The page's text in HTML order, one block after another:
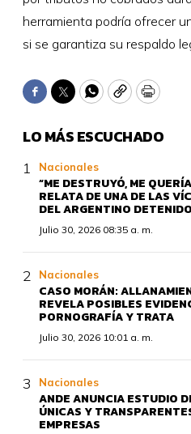
herramienta podría ofrecer
si se garantiza su respaldo
Facebook
TwitterWhatsApp
CopyPrint
LO MÁS ESCUCHADO
Nacionales
“ME DESTRUYÓ, ME
RELATA DE UNA DE LAS
DEL ARGENTINO DETENIDO
Julio 30, 2026 08:35 a. m.
Nacionales
CASO MORÁN:
REVELA POSIBLES
PORNOGRAFÍA Y TRATA
Julio 30, 2026 10:01 a. m.
Nacionales
ANDE ANUNCIA ESTUDIO
ÚNICAS Y
EMPRESAS